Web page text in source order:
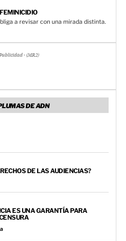
a revisar con una mirada distinta.
- (MR2)
DE ADN
DE LAS AUDIENCIAS?
ES UNA GARANTÍA PARA